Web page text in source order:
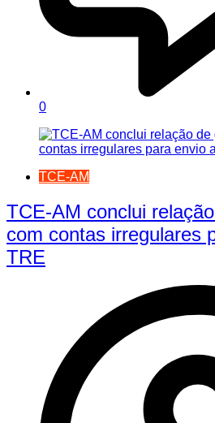
0
TCE-AM
TCE-AM conclui
com contas irregulares
TRE